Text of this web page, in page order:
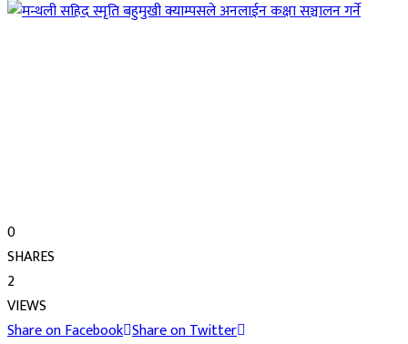
0
SHARES
2
VIEWS
Share on Facebook Share on Twitter